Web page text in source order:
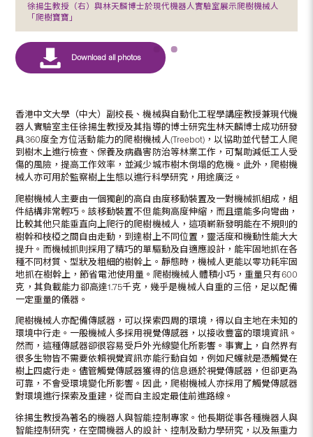
徐揚生教授（右）與林天麟博士於現代機器人實驗室展示爬樹機械人
「爬樹寶寶」
香港中文大學（中大）副校長、機械與自動化工程學講座教授兼現代機
器人實驗室主任徐揚生教授及其指導的博士研究生林天麟博士成功研發
具360度全方位活動能力的爬樹機械人(Treebot)，以協助並代替工人爬
到樹木上進行檢查、保養及病蟲害防治等林業工作，可幫助減低工人受
傷的風險，提高工作效率，並減少城市樹木倒塌的危機。此外，爬樹機
械人亦可用於監察樹上生態以進行科學研究，用途廣泛。
爬樹機械人主要由一個獨創的高自由度移動裝置及一對機械抓組成，組
件結構非常輕巧。該移動裝置不但能夠高度伸縮，而且還能多向彎曲，
比較其他只能垂直向上爬行的爬樹機械人，這項嶄新發明能在不規則的
樹幹和枝椏之間自由走動，到達樹上不同位置，靈活度和機動性能大大
提升。而機械抓則採用了精巧的單驅動及自適應設計，能牢固地抓在各
種不同材質、型狀及粗細的樹幹上。靜態時，機械人更能以零功耗牢固
地抓在樹幹上，節省電池使用量。爬樹機械人體積小巧，重量只有600
克，其負載能力卻高達1.75千克，幾乎是機械人自重的三倍，足以配備
一定重量的儀器。
爬樹機械人亦配備傳感器，可以探索四周的環境，得以自主地在未知的
環境中行走。一般機械人多採用視覺傳感器，以接收豐富的環境資訊。
然而，這種傳感器卻很容易受戶外光線變化所影響。事實上，自然界有
很多生物皆不需要依賴視覺資訊亦能行動自如，例如尺蠖就是憑觸覺在
樹上四處行走。儘管觸覺傳感器獲得的信息遜於視覺傳感器，但卻更為
可靠，不會受環境變化所影響。因此，爬樹機械人亦採用了觸覺傳感器
對環境進行探索及重建，從而自主設定最佳前進路線。
徐揚生教授為著名的機器人與智能控制專家。他長期從事各種機器人與
智能控制研究，在空間機器人的設計、控制及動力學研究，以及無重力